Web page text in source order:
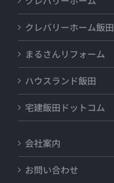
クレバリーホーム飯田
まるさんリフォーム
ハウスランド飯田
宅建飯田ドットコム
会社案内
お問い合わせ